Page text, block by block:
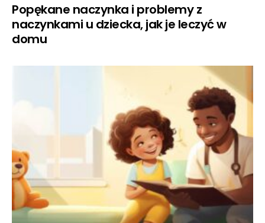
Popękane naczynka i problemy z
naczynkami u dziecka, jak je leczyć w
domu